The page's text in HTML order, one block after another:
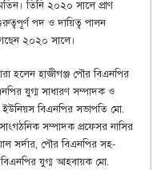
তিনি ২০২০ সালে প্রাণ
পদ ও দায়িত্ব পালন
২০২০ সালে।
হলেন হাজীগঞ্জ পৌর বিএনপির
যুগ্ম সাধারণ সম্পাদক ও
বিএনপির সভাপতি মো.
সম্পাদক প্রফেসর নাসির
সর্দার, পৌর বিএনপির সহ-
বিএনপির যুগ্ম আহবায়ক মো.